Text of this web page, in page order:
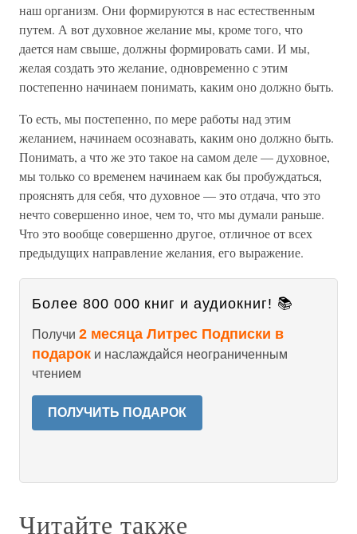
наш организм. Они формируются в нас естественным
путем. А вот духовное желание мы, кроме того, что
дается нам свыше, должны формировать сами. И мы,
желая создать это желание, одновременно с этим
постепенно начинаем понимать, каким оно должно быть.
То есть, мы постепенно, по мере работы над этим
желанием, начинаем осознавать, каким оно должно быть.
Понимать, а что же это такое на самом деле — духовное,
мы только со временем начинаем как бы пробуждаться,
прояснять для себя, что духовное — это отдача, что это
нечто совершенно иное, чем то, что мы думали раньше.
Что это вообще совершенно другое, отличное от всех
предыдущих направление желания, его выражение.
Более 800 000 книг и аудиокниг! 📚
Получи 2 месяца Литрес Подписки в
подарок и наслаждайся неограниченным
чтением
ПОЛУЧИТЬ ПОДАРОК
Читайте также